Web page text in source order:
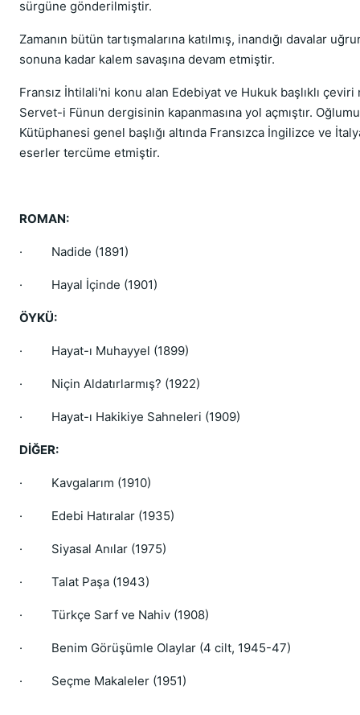
sürgüne gönderilmiştir.
Zamanın bütün tartışmalarına katılmış, inandığı davalar
sonuna kadar kalem savaşına devam etmiştir.
Fransız İhtilali'ni konu alan Edebiyat ve Hukuk başlıklı çeviri
Servet-i Fünun dergisinin kapanmasına yol açmıştır.
Kütüphanesi genel başlığı altında Fransızca İngilizce ve
eserler tercüme etmiştir.
ROMAN:
· Nadide (1891)
· Hayal İçinde (1901)
ÖYKÜ:
· Hayat-ı Muhayyel (1899)
· Niçin Aldatırlarmış? (1922)
· Hayat-ı Hakikiye Sahneleri (1909)
DİĞER:
· Kavgalarım (1910)
· Edebi Hatıralar (1935)
· Siyasal Anılar (1975)
· Talat Paşa (1943)
· Türkçe Sarf ve Nahiv (1908)
· Benim Görüşümle Olaylar (4 cilt, 1945-47)
· Seçme Makaleler (1951)